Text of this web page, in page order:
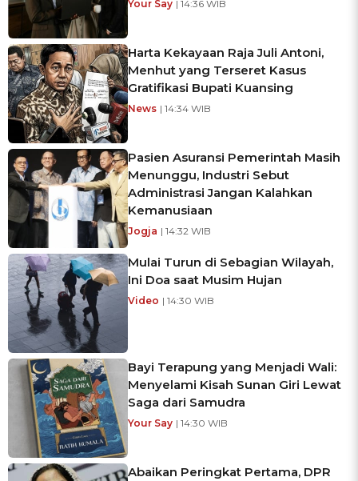
Your Say | 14:36 WIB
Harta Kekayaan Raja Juli Antoni,
Menhut yang Terseret Kasus
Gratifikasi Bupati Kuansing
News | 14:34 WIB
Pasien Asuransi Pemerintah Masih
Menunggu, Industri Sebut
Administrasi Jangan Kalahkan
Kemanusiaan
Jogja | 14:32 WIB
Mulai Turun di Sebagian Wilayah,
Ini Doa saat Musim Hujan
Video | 14:30 WIB
Bayi Terapung yang Menjadi Wali:
Menyelami Kisah Sunan Giri Lewat
Saga dari Samudra
Your Say | 14:30 WIB
Abaikan Peringkat Pertama, DPR